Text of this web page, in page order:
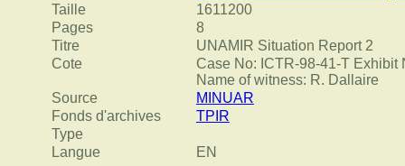
Taille
1611200
Pages
8
Titre
UNAMIR Situation Report 2
Cote
Case No: ICTR-98-41-T Exhibit
Name of witness: R. Dallaire
Source
MINUAR
Fonds d'archives
TPIR
Type
Langue
EN